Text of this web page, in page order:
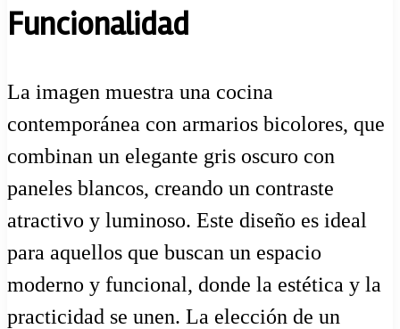
Funcionalidad
La imagen muestra una cocina
contemporánea con armarios bicolores, que
combinan un elegante gris oscuro con
paneles blancos, creando un contraste
atractivo y luminoso. Este diseño es ideal
para aquellos que buscan un espacio
moderno y funcional, donde la estética y la
practicidad se unen. La elección de un